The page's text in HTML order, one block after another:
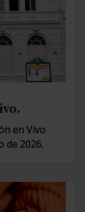
en Vivo
de 2026.